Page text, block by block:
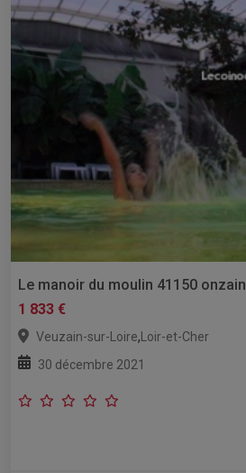
Le manoir du moulin 41150 onzain
1 833 €
Veuzain-sur-Loire,Loir-et-Cher
30 décembre 2021